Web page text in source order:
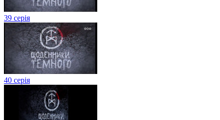
39 серія
40 серія